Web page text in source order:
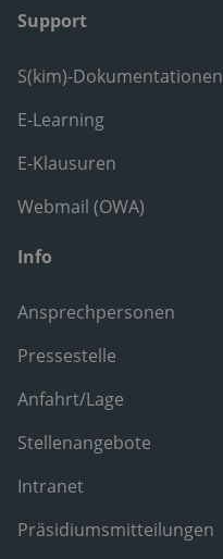
Support
S(kim)-Dokumentationen
E-Learning
E-Klausuren
Webmail (OWA)
Info
Ansprechpersonen
Pressestelle
Anfahrt/Lage
Stellenangebote
Intranet
Präsidiumsmitteilungen